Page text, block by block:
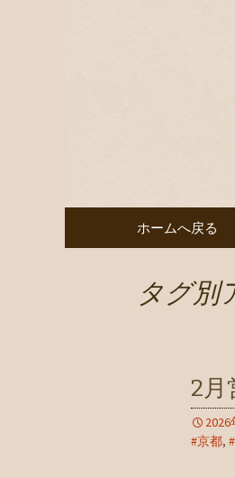
京
ーナー
コンテンツへ移動
ホームへ戻る
タグ別
2月
2026
#京都,